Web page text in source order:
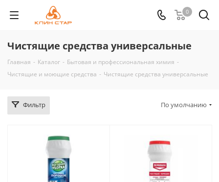
0
Чистящие средства универсальные
Главная - Каталог - Бытовая и профессиональная химия -
Чистящие и моющие средства - Чистящие средства универсальные
Фильтр По умолчанию